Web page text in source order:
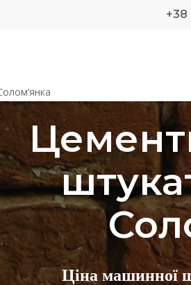
+38
Ціна машинної